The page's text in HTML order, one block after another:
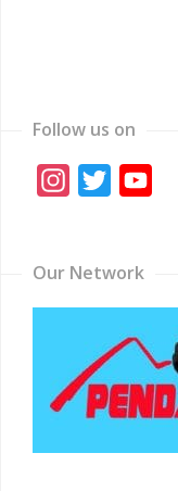
Follow us on
Instagram
Twitter
Our Network